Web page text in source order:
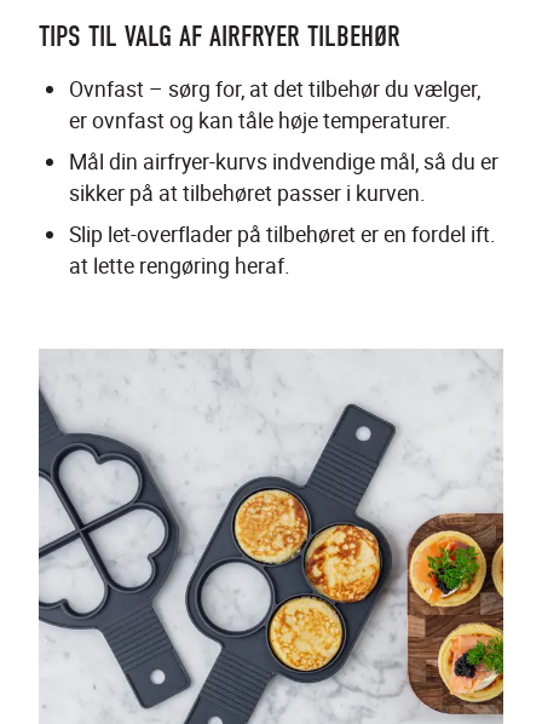
TIPS TIL VALG AF AIRFRYER TILBEHØR
Ovnfast – sørg for, at det tilbehør du vælger,
er ovnfast og kan tåle høje temperaturer.
Mål din airfryer-kurvs indvendige mål, så du er
sikker på at tilbehøret passer i kurven.
Slip let-overflader på tilbehøret er en fordel ift.
at lette rengøring heraf.